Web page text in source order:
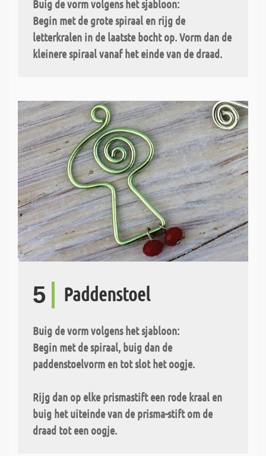
Buig de vorm volgens het sjabloon:
Begin met de grote spiraal en rijg de
letterkralen in de laatste bocht op. Vorm dan de
kleinere spiraal vanaf het einde van de draad.
5 Paddenstoel
Buig de vorm volgens het sjabloon:
Begin met de spiraal, buig dan de
paddenstoelvorm en tot slot het oogje.
Rijg dan op elke prismastift een rode kraal en
buig het uiteinde van de prisma-stift om de
draad tot een oogje.